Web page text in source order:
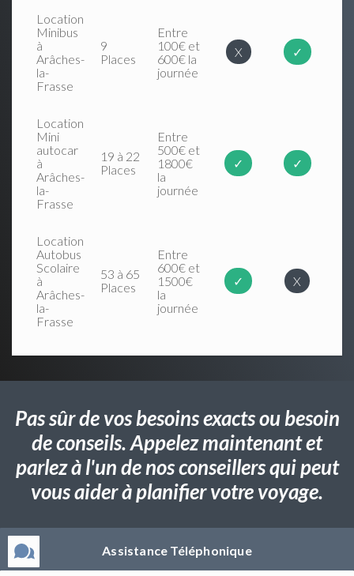
Location
Minibus
à
Arâches-
la-
Frasse
9
Places
Entre
100€ et
600€ la
journée
X ✓
Location
Mini
autocar
à
Arâches-
la-
Frasse
19 à 22
Places
Entre
500€ et
1800€
la
journée
✓ ✓
Location
Autobus
Scolaire
à
Arâches-
la-
Frasse
53 à 65
Places
Entre
600€ et
1500€
la
journée
✓ X
Pas sûr de vos besoins exacts ou besoin
de conseils. Appelez maintenant et
parlez à l'un de nos conseillers qui peut
vous aider à planifier votre voyage.
Assistance Téléphonique